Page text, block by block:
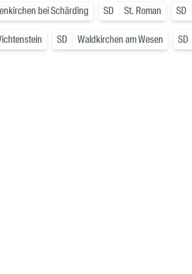
bei Schärding SD St. Roman SD
SD Waldkirchen am Wesen SD